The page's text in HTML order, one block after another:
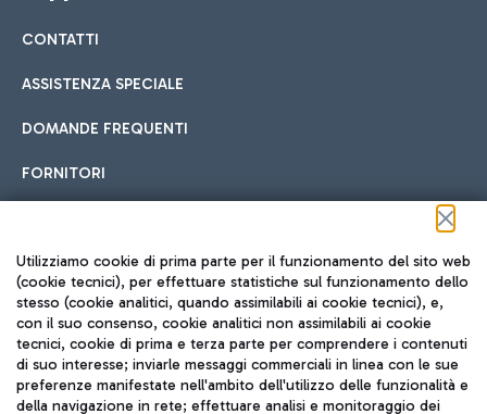
Cucina Internazionale
Fast Food
Hotel in aeroporto
Scegli l'alloggio più adatto e approfitta della vicinanza
all'aeroporto.
Car sharing
Con il Car Sharing è ancora più facile spostarsi
Treno
Raggiungi velocemente l'aeroporto di Fiumicino da Roma
tramite i servizi ferroviari Trenitalia.
CONTATTI
ASSISTENZA SPECIALE
DOMANDE FREQUENTI
FORNITORI
Seguici sui social
TRAVEL JOURNAL
Utilizziamo cookie di prima parte per il funzionamento del sito web
(cookie tecnici), per effettuare statistiche sul funzionamento dello
stesso (cookie analitici, quando assimilabili ai cookie tecnici), e,
con il suo consenso, cookie analitici non assimilabili ai cookie
tecnici, cookie di prima e terza parte per comprendere i contenuti
di suo interesse; inviarle messaggi commerciali in linea con le sue
preferenze manifestate nell'ambito dell'utilizzo delle funzionalità e
della navigazione in rete; effettuare analisi e monitoraggio dei